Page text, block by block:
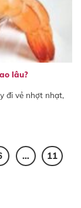
lâu?
đi vẻ nhợt nhạt,
… 11